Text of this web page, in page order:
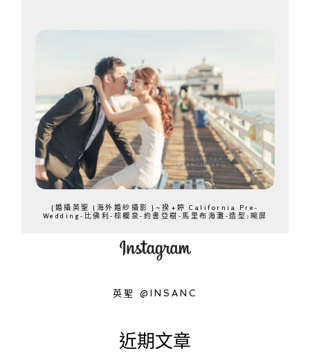
{婚攝英聖 |海外婚紗攝影 }~揆+婷 California Pre-
Wedding-比佛利-棕櫚泉-約書亞樹-馬里布海灘-造型:晼屏
英聖 @INSANC
近期文章